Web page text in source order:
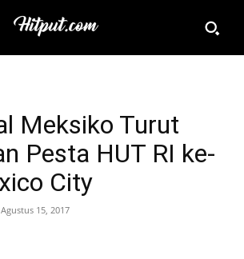
Meksiko Turut
Pesta HUT RI ke-
City
Agustus 15, 2017